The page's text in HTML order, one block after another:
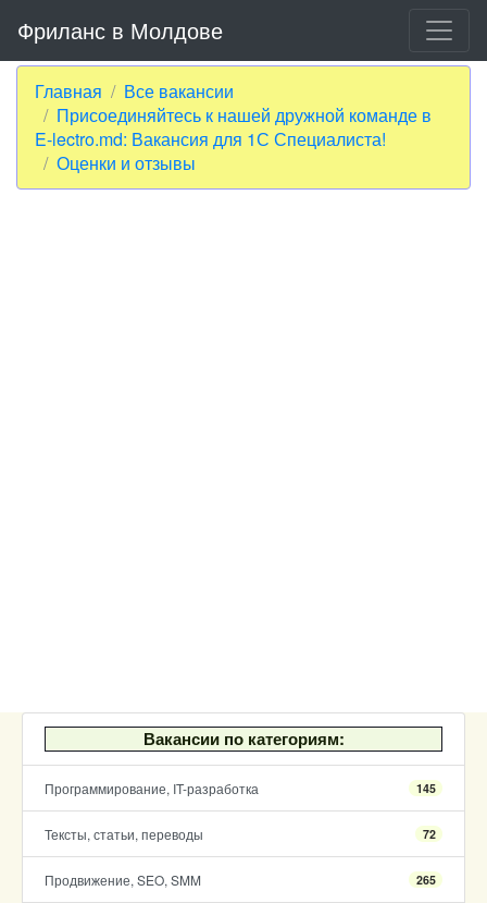
Фриланс в Молдове
Главная
Все вакансии
Присоединяйтесь к нашей дружной команде в
E-lectro.md: Вакансия для 1С Специалиста!
Оценки и отзывы
Вакансии по категориям:
Программирование, IT-разработка 145
Тексты, статьи, переводы 72
Продвижение, SEO, SMM 265